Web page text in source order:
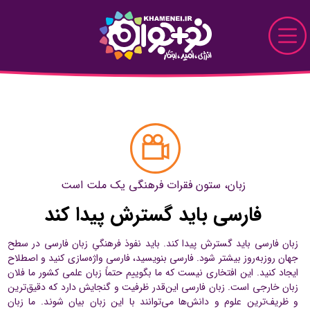
Skip to Main Content
دیدنی
خواندنی
تماشایی
زبان، ستون فقرات فرهنگی یک ملت است
فارسی باید گسترش پیدا کند
زبان فارسی باید گسترش پیدا کند. باید نفوذ فرهنگىِ زبان فارسی در سطح
جهان روزبه‌روز بیشتر شود. فارسی بنویسید، فارسی واژه‌سازی کنید و اصطلاح
ایجاد کنید. این افتخاری نیست که ما بگوییم حتماً زبان علمی کشور ما فلان
زبان خارجی است. زبان فارسی این‌قدر ظرفیت و گنجایش دارد که دقیق‌ترین
و ظریف‌ترین علوم و دانش‌ها می‌توانند با این زبان بیان شوند. ما زبان